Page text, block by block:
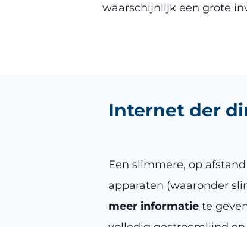
waarschijnlijk een grote
Internet der
Een slimmere, op
apparaten (waaronder
meer informatie te